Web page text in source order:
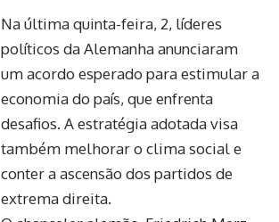
Na última quinta-feira, 2, líderes
políticos da Alemanha anunciaram
um acordo esperado para estimular a
economia do país, que enfrenta
desafios. A estratégia adotada visa
também melhorar o clima social e
conter a ascensão dos partidos de
extrema direita.